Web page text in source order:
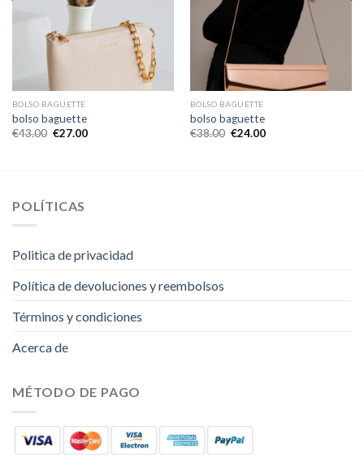
BOLSO BAGUETTE
bolso baguette
€43.00 €27.00
BOLSO BAGUETTE
bolso baguette
€38.00 €24.00
POLÍTICAS
Politica de privacidad
Política de devoluciones y reembolsos
Términos y condiciones
Acerca de
MÉTODO DE PAGO